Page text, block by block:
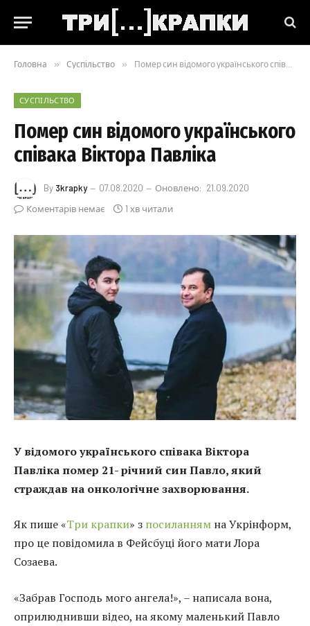
Головна » Суспільство » Помер син відомого українського співака Віктора Павліка
СУСПІЛЬСТВО
Помер син відомого українського
співака Віктора Павліка
By 3krapky 07.08.2020 Оновлено: 21.09.2020
Коментарів немає
1 хв читали
У відомого українського співака Віктора
Павліка помер 21- річний син Павло, який
страждав на онкологічне захворювання.
Як пише «Три крапки» з посиланням на Укрінформ,
про це повідомила в Фейсбуці його мати Лора
Созаева.
«Забрав Господь мого ангела!», – написала вона,
оприлюднивши відео, на якому маленький Павло